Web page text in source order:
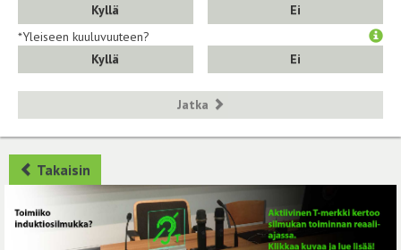
Kyllä
Ei
*Yleiseen kuuluvuuteen?
Kyllä
Ei
Jatka
Takaisin